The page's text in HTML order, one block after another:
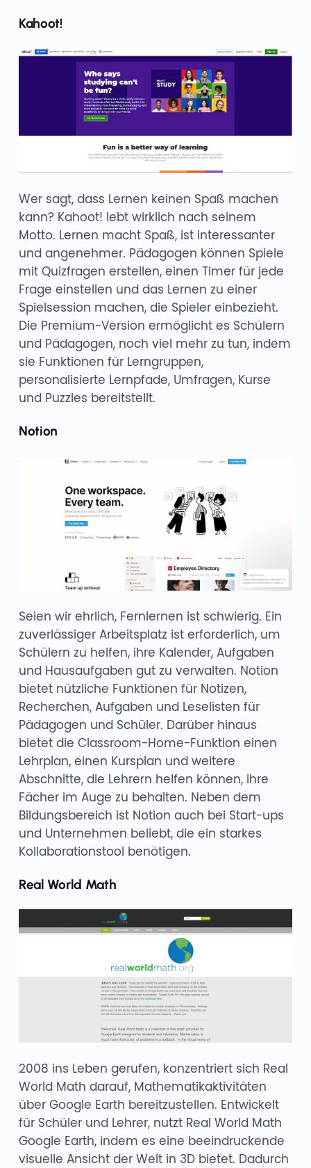
Kahoot!
Wer sagt, dass Lernen keinen Spaß machen
kann? Kahoot! lebt wirklich nach seinem
Motto. Lernen macht Spaß, ist interessanter
und angenehmer. Pädagogen können Spiele
mit Quizfragen erstellen, einen Timer für jede
Frage einstellen und das Lernen zu einer
Spielsession machen, die Spieler einbezieht.
Die Premium-Version ermöglicht es Schülern
und Pädagogen, noch viel mehr zu tun, indem
sie Funktionen für Lerngruppen,
personalisierte Lernpfade, Umfragen, Kurse
und Puzzles bereitstellt.
Notion
Seien wir ehrlich, Fernlernen ist schwierig. Ein
zuverlässiger Arbeitsplatz ist erforderlich, um
Schülern zu helfen, ihre Kalender, Aufgaben
und Hausaufgaben gut zu verwalten. Notion
bietet nützliche Funktionen für Notizen,
Recherchen, Aufgaben und Leselisten für
Pädagogen und Schüler. Darüber hinaus
bietet die Classroom-Home-Funktion einen
Lehrplan, einen Kursplan und weitere
Abschnitte, die Lehrern helfen können, ihre
Fächer im Auge zu behalten. Neben dem
Bildungsbereich ist Notion auch bei Start-ups
und Unternehmen beliebt, die ein starkes
Kollaborationstool benötigen.
Real World Math
2008 ins Leben gerufen, konzentriert sich Real
World Math darauf, Mathematikaktivitäten
über Google Earth bereitzustellen. Entwickelt
für Schüler und Lehrer, nutzt Real World Math
Google Earth, indem es eine beeindruckende
visuelle Ansicht der Welt in 3D bietet. Dadurch